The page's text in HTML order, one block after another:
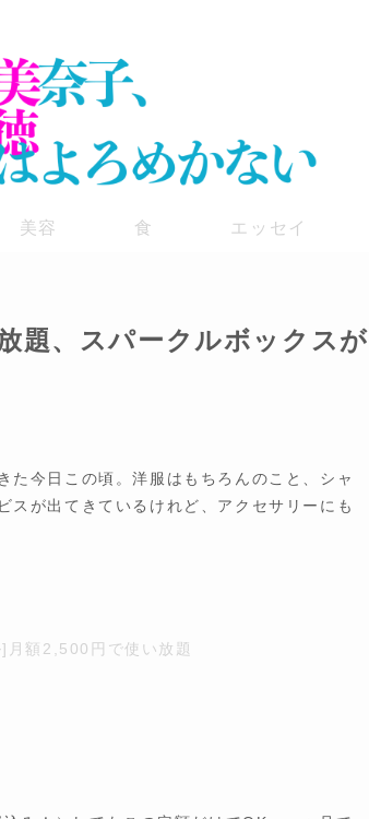
美容 食 エッセイ
題、スパークルボックスが
た今日この頃。洋服はもちろんのこと、シャ
スが出てきているけれど、アクセサリーにも
月額2,500円で使い放題